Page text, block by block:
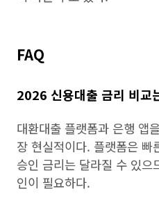
FAQ
2026 신용대출 금리 비교
대환대출 플랫폼과 은행 앱
장 현실적이다. 플랫폼은 빠
승인 금리는 달라질 수 있
인이 필요하다.